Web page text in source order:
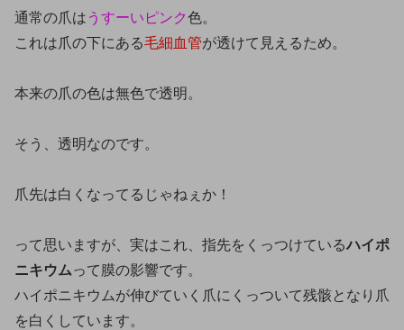
通常の爪は うすーいピンク色。
これは爪の下にある毛細血管が透けて見えるため。
本来の爪の色は無色で透明。
そう、透明なのです。
爪先は白くなってるじゃねぇか！
って思いますが、実はこれ、指先をくっつけているハイポ
ニキウムって膜の影響です。
ハイポニキウムが伸びていく爪にくっついて残骸となり爪
を白くしています。